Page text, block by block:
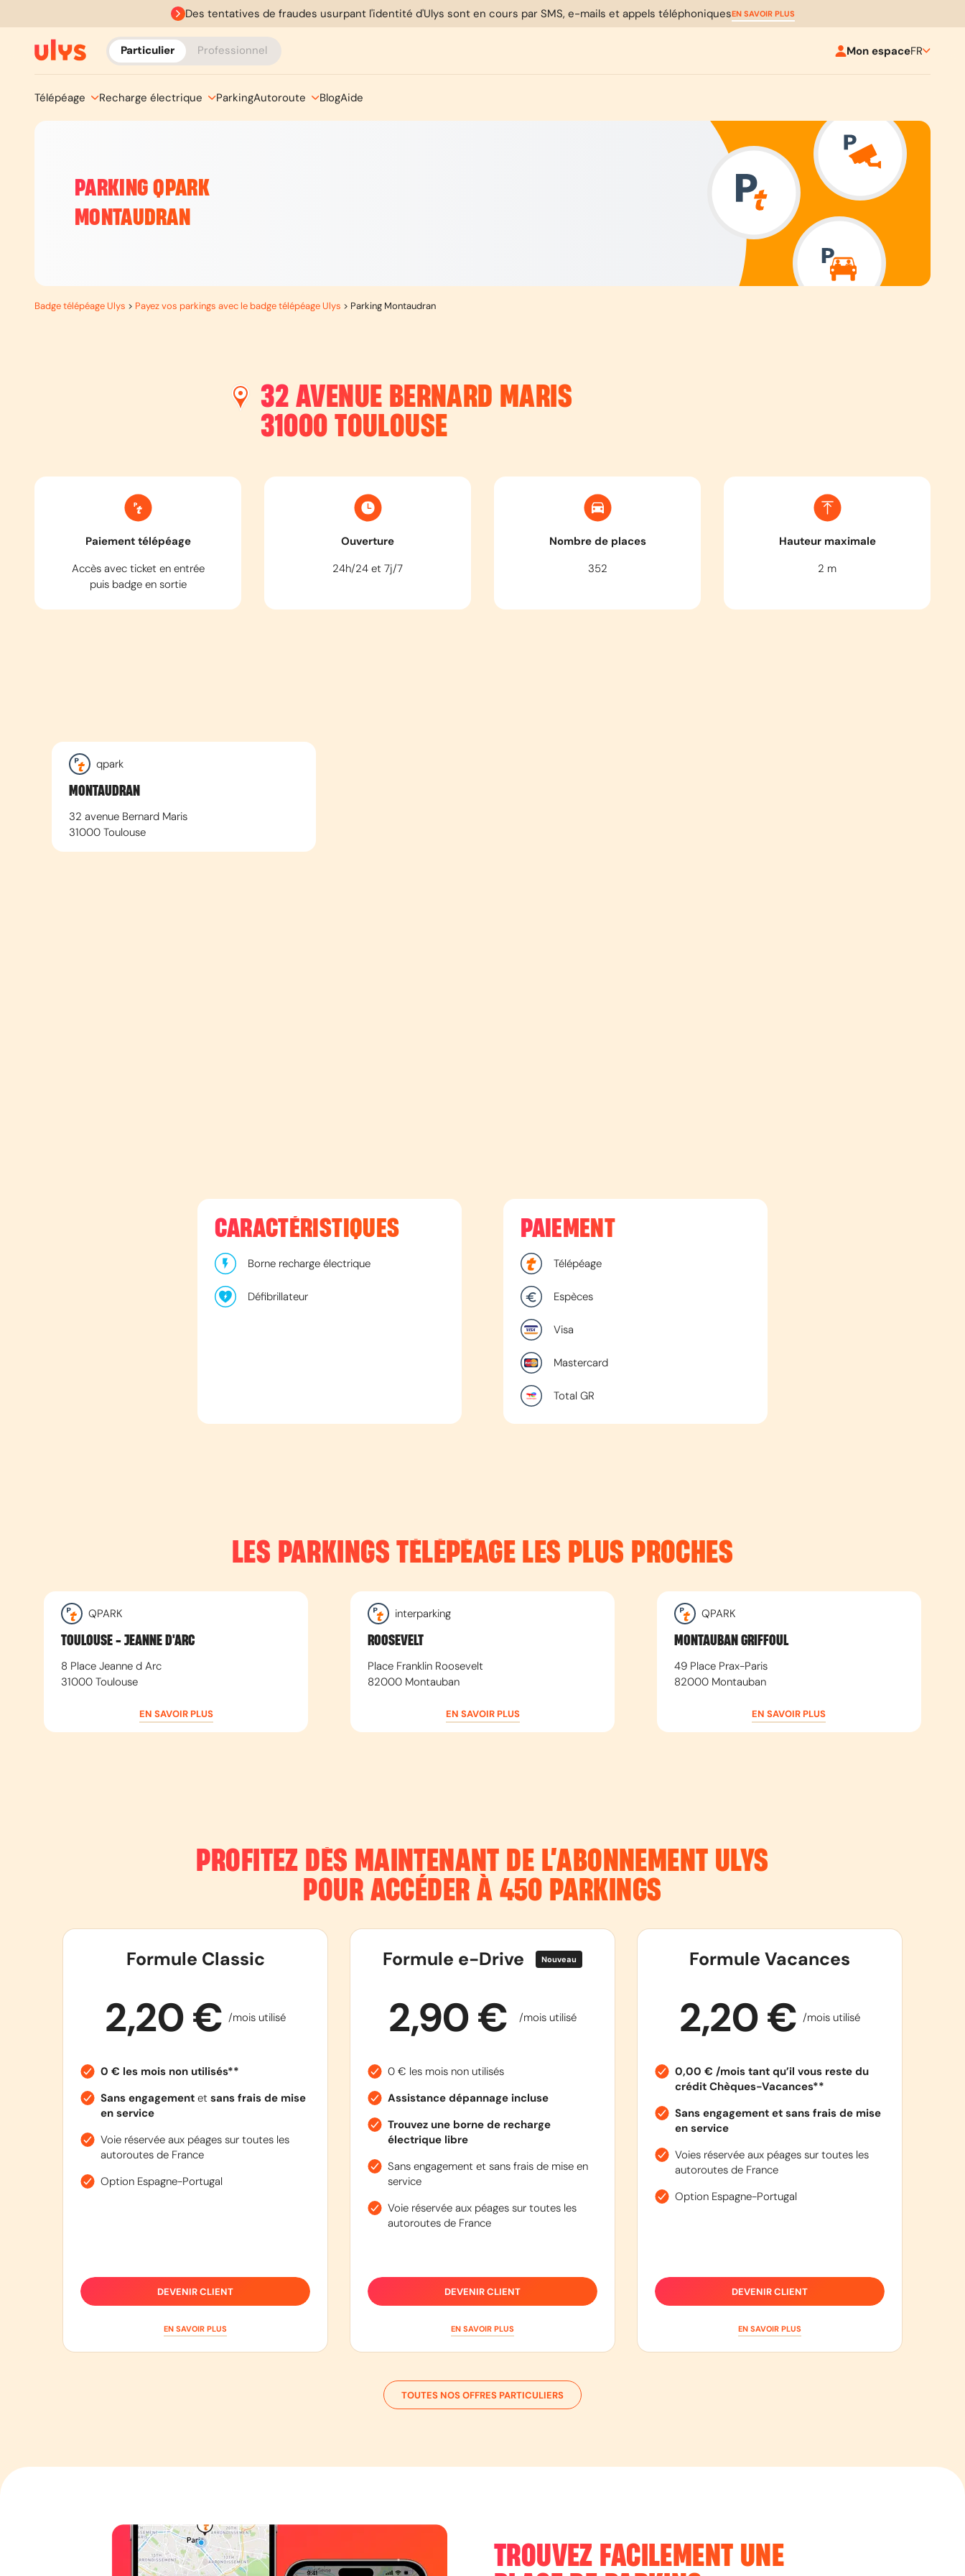
Des tentatives de fraudes usurpant l'identité d'Ulys sont en cours par SMS, e-mails et appels téléphoniquesEN SAVOIR PLUS
Particulier Professionnel Mon espaceFR
Télépéage Recharge électrique ParkingAutoroute BlogAide
PARKING QPARK
MONTAUDRAN
Badge télépéage Ulys > Payez vos parkings avec le badge télépéage Ulys > Parking Montaudran
32 AVENUE BERNARD MARIS
31000 TOULOUSE
Paiement télépéage
Accès avec ticket en entrée
puis badge en sortie
Ouverture
24h/24 et 7j/7
Nombre de places
352
Hauteur maximale
2 m
qpark
MONTAUDRAN
32 avenue Bernard Maris
31000 Toulouse
CARACTÉRISTIQUES
Borne recharge électrique
Défibrillateur
PAIEMENT
Télépéage
Espèces
Visa
Mastercard
Total GR
LES PARKINGS TÉLÉPÉAGE LES PLUS PROCHES
QPARK
TOULOUSE - JEANNE D'ARC
8 Place Jeanne d Arc
31000 Toulouse
EN SAVOIR PLUS
interparking
ROOSEVELT
Place Franklin Roosevelt
82000 Montauban
EN SAVOIR PLUS
QPARK
MONTAUBAN GRIFFOUL
49 Place Prax-Paris
82000 Montauban
EN SAVOIR PLUS
PROFITEZ DÈS MAINTENANT DE L’ABONNEMENT ULYS
POUR ACCÉDER À 450 PARKINGS
Formule Classic
2,20 € /mois utilisé
0 € les mois non utilisés**
Sans engagementet sans frais de mise
en service
Voie réservée aux péages sur toutes les
autoroutes de France
Option Espagne-Portugal
DEVENIR CLIENT
EN SAVOIR PLUS
Formule e-Drive Nouveau
2,90 € /mois utilisé
0 € les mois non utilisés
Assistance dépannage incluse
Trouvez une borne de recharge
électrique libre
Sans engagement et sans frais de mise en
service
Voie réservée aux péages sur toutes les
autoroutes de France
DEVENIR CLIENT
EN SAVOIR PLUS
Formule Vacances
2,20 € /mois utilisé
0,00 € /mois tant qu’il vous reste du
crédit Chèques-Vacances**
Sans engagement et sans frais de mise
en service
Voies réservée aux péages sur toutes les
autoroutes de France
Option Espagne-Portugal
DEVENIR CLIENT
EN SAVOIR PLUS
TOUTES NOS OFFRES PARTICULIERS
TROUVEZ FACILEMENT UNE